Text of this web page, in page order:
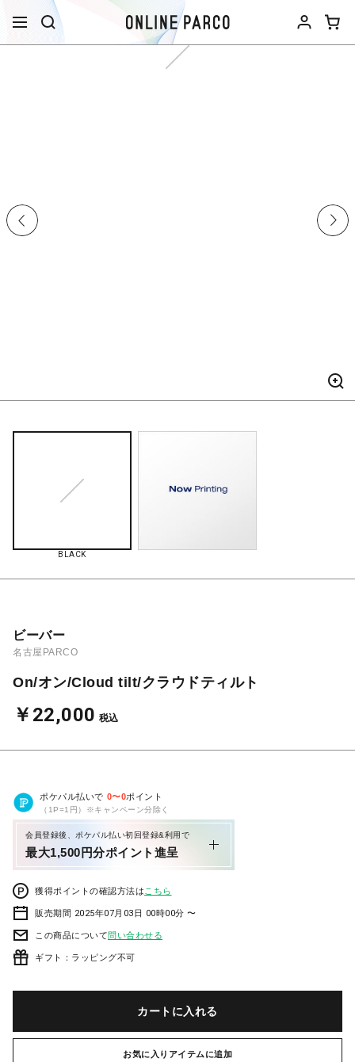
BLACK
ビーバー
名古屋PARCO
On/オン/Cloud tilt/クラウドティルト
￥22,000 税込
ポケパル払いで 0〜0ポイント
（1P=1円）※キャンペーン分除く
会員登録後、ポケパル払い初回登録&利用で
最大1,500円分ポイント進呈
獲得ポイントの確認方法は こちら
販売期間 2025年07月03日 00時00分 〜
この商品について問い合わせる
ギフト：ラッピング不可
カートに入れる
お気に入りアイテムに追加